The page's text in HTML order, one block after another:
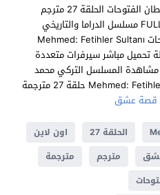
مشاهدة مسلسل محمد الفاتح سلطان الفتوحات الحلقة 27 مترجم
للعربية اون لاين جودة عالية FULL HD مسلسل الدراما والتاريخي
والحرب محمد الفاتح سلطان الفتوحات Mehmed: Fetihler Sultanı
كاملة تحميل مباشر سيرفرات متعددة
بجودات عالية 1080p 720p 480p مشاهدة المسلسل التركي محمد
الفاتح سلطان الفتوحات Mehmed: Fetihler Sultanı حلقة 27 مترجمة
قصة عشق
الحلقة 27
اون لاين
مترجم
مترجمة